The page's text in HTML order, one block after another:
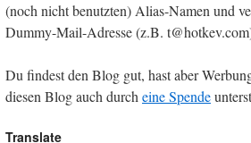
(noch nicht benutzten) Alias-Namen und
Dummy-Mail-Adresse (z.B.
Du findest den Blog gut, hast aber
diesen Blog auch durcheine Spende
Translate